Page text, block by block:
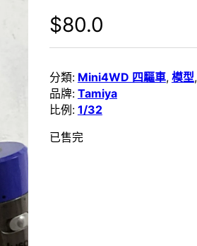
$80.0
分類: Mini4WD 四驅車, 模型
品牌: Tamiya
比例: 1/32
已售完